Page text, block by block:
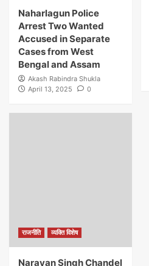
Naharlagun Police
Arrest Two Wanted
Accused in Separate
Cases from West
Bengal and Assam
Akash Rabindra Shukla
April 13, 2025
0
राजनीति व्यक्ति विशेष
Narayan Singh Chandel